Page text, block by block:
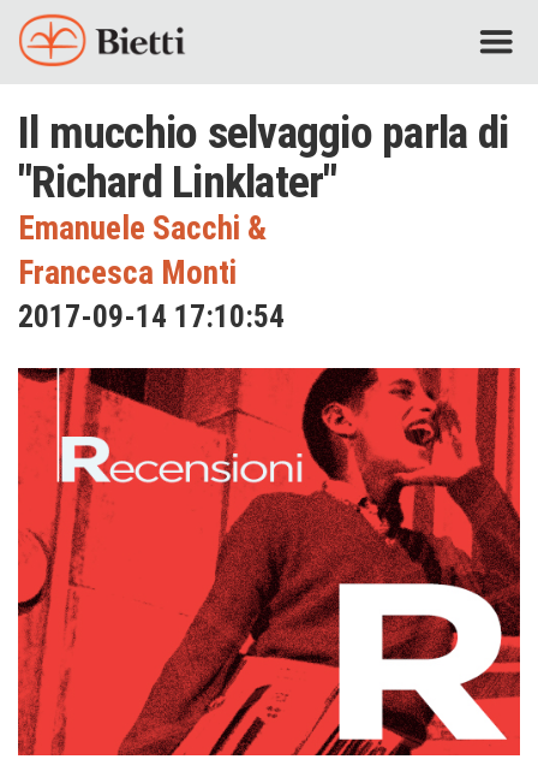
Il mucchio selvaggio parla di
"Richard Linklater"
Emanuele Sacchi &
Francesca Monti
2017-09-14 17:10:54